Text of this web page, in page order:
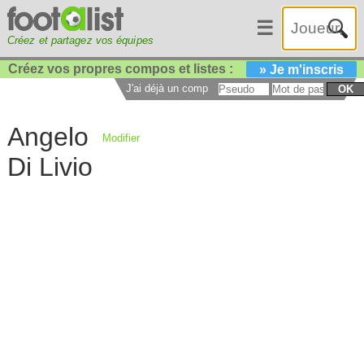
Créez et partagez vos équipes
☰
Créez vos propres compos et listes : » Je m'inscris
J'ai déjà un compte : OK
Angelo
Di Livio
Modifier